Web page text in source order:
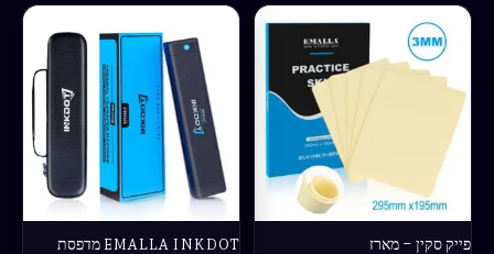
פייק סקין – מארז
טווח
עד
זה
יש
מספר
סוגים.
ניתן
לבחור
את
האפשרויות
EMALLA INKDOT מדפסת